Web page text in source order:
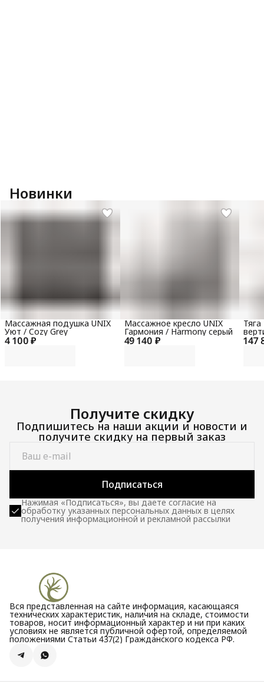
Новинки
4 100 ₽
Массажная подушка UNIX
Уют / Cozy Grey
49 140 ₽
Массажное кресло UNIX
Гармония / Harmony серый
147
100
Получите скидку
Подпишитесь на наши акции и новости и
получите скидку на первый заказ
Подписаться
Нажимая «Подписаться», вы даете согласие на
обработку указанных персональных данных в целях
получения информационной и рекламной рассылки
Вся представленная на сайте информация, касающаяся
технических характеристик, наличия на складе, стоимости
товаров, носит информационный характер и ни при каких
условиях не является публичной офертой, определяемой
положениями Статьи 437(2) Гражданского кодекса РФ.